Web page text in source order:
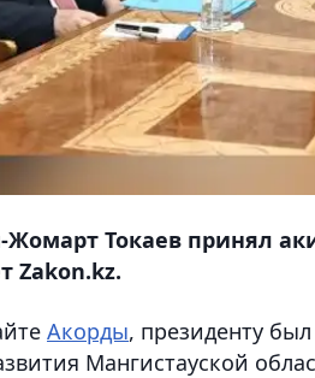
Жомарт Токаев принял
Zakon.kz.
Акорды, президенту
Мангистауской